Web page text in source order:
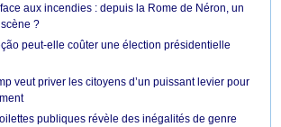
aux incendies : depuis la Rome de Néron, un
?
peut-elle coûter une élection présidentielle
veut priver les citoyens d’un puissant levier pour
publiques révèle des inégalités de genre